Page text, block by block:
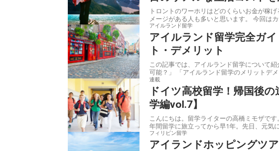
トロントのワーホリはどのくらいお金が稼
メージがある人
アイルランド留学
アイルランド留学完全ガ
ト・デメリット
この記事では、アイルランド留学について紹介していきます。 「アイ
可能？」 「アイルランド留学のメリットデ
連載
ドイツ高校留学！帰国後
学編vol.7】
こんにちは。留学ライターの高橋ミモザです。 日本の片田舎で育った高校生の長男が、ドイツ
年間留学に旅立ってから早1年。先日、元気
フィリピン留学
アイランドホッピングツ